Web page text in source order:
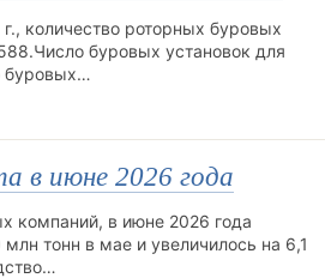
количество роторных буровых
буровых установок для
буровых…
в июне 2026 года
компаний, в июне 2026 года
тонн в мае и увеличилось на 6,1